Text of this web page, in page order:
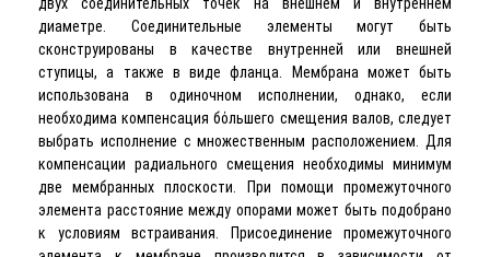
диаметре. Соединительные элементы могут быть
сконструированы в качестве внутренней или внешней
ступицы, а также в виде фланца. Мембрана может быть
использована в одиночном исполнении, однако, если
необходима компенсация бόльшего смещения валов, следует
выбрать исполнение с множественным расположением. Для
компенсации радиального смещения необходимы минимум
две мембранных плоскости. При помощи промежуточного
элемента расстояние между опорами может быть подобрано
к условиям встраивания. Присоединение промежуточного